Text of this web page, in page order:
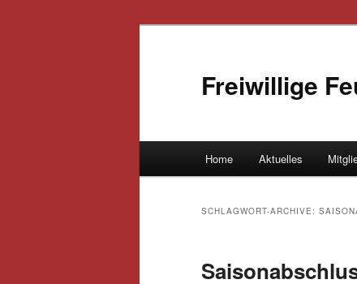
Freiwillige
Zum Inhalt wechseln
Zum sekundären Inhalt
Home Aktuelles
SCHLAGWORT-ARCHIVE: